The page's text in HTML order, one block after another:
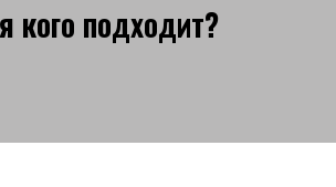
кого подходит?